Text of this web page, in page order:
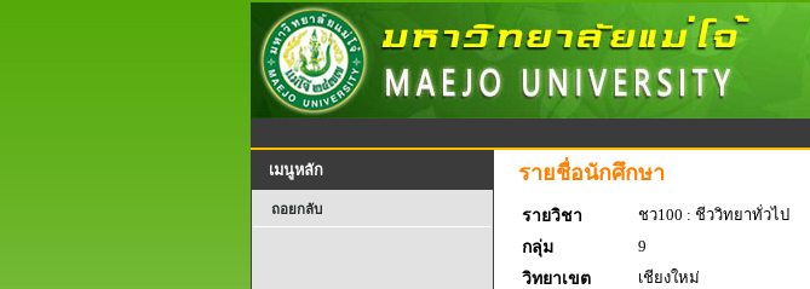
เมนูหลัก
ถอยกลับ
รายชื่อนักศึกษา
รายวิชา
ชว100 : ชีววิทยาทั่วไป
กลุ่ม
9
วิทยาเขต
เชียงใหม่